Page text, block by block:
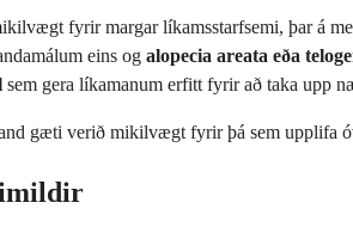
fyrir margar líkamsstarfsemi, þar á
eins og alopecia areata eða
sem gera líkamanum erfitt fyrir að taka upp
gæti verið mikilvægt fyrir þá sem upplifa